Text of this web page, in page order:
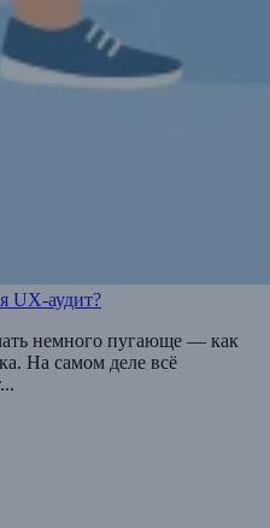
UX-аудит?
немного пугающе — как
На самом деле всё